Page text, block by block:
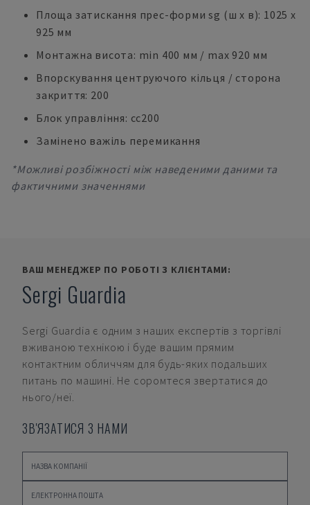
Площа затискання прес-форми sg (ш х в): 1025 x
925 мм
Монтажна висота: min 400 мм / max 920 мм
Впорскування центруючого кільця / сторона
закриття: 200
Блок управління: cc200
Замінено важіль перемикання
*Можливі розбіжності між наведеними даними та
фактичними значеннями
ВАШ МЕНЕДЖЕР ПО РОБОТІ З КЛІЄНТАМИ:
Sergi Guardia
Sergi Guardia є одним з наших експертів з торгівлі
вживаною технікою і буде вашим прямим
контактним обличчям для будь-яких подальших
питань по машині. Не соромтеся звертатися до
нього/неї.
ЗВ'ЯЗАТИСЯ З НАМИ